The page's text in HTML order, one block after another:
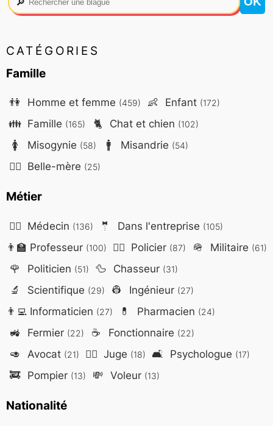
CATÉGORIES
Famille
👫 Homme et femme (459) 👶 Enfant (172)
👪 Famille (165) 🐈 Chat et chien (102)
🚺 Misogynie (58) 🚹 Misandrie (54)
🤷‍♀️ Belle-mère (25)
Métier
👨‍⚕️ Médecin (136) 🤵 Dans l'entreprise (105)
👨‍🏫 Professeur (100) 👮‍♂️ Policier (87) 🪖 Militaire (61)
🌹 Politicien (51) 🦆 Chasseur (31)
🔬 Scientifique (29) 👷 Ingénieur (27)
👨‍💻Informaticien (27) 💊 Pharmacien (24)
🚜 Fermier (22) ☕ Fonctionnaire (22)
🥑 Avocat (21) 👨‍⚖️ Juge (18) 🛋️ Psychologue (17)
🚒 Pompier (13) 💸 Voleur (13)
Nationalité